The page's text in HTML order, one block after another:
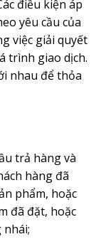
điều kiện áp
yêu cầu của
việc giải quyết
trình giao dịch.
nhau để thỏa
trả hàng và
hàng đã
phẩm, hoặc
đã đặt, hoặc
nhái;